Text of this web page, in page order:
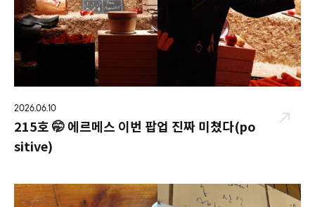
2026.06.10
215호 🤭 에르메스 이번 팝업 진짜 미쳤다(po
sitive)